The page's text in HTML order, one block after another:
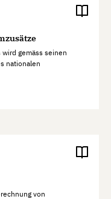
gemäss seinen
nationalen
von